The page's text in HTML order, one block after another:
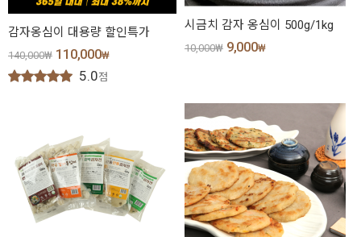
감자옹심이 대용량 할인특가
140,000₩ 110,000₩
5.0점
시금치 감자 옹심이 500g/1kg
10,000₩ 9,000₩